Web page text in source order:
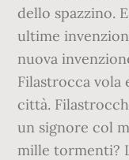
dello spazzino.
ultime
nuova
Filastrocca vola
città.
un signore col
mille tormenti?